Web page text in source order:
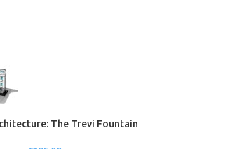
The Trevi Fountain